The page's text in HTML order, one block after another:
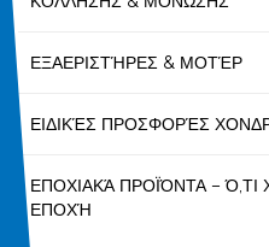
ΕΞΑΕΡΙΣΤΉΡΕΣ & ΜΟΤΈΡ
ΕΙΔΙΚΈΣ ΠΡΟΣΦΟΡΈΣ
ΕΠΟΧΙΑΚΆ ΠΡΟΪΌΝΤΑ – Ό,ΤΙ
ΕΠΟΧΉ